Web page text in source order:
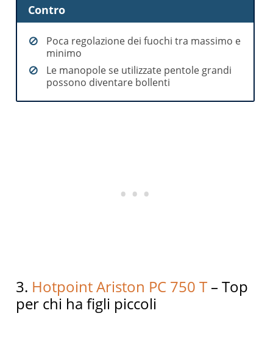
Contro
Poca regolazione dei fuochi tra massimo e
minimo
Le manopole se utilizzate pentole grandi
possono diventare bollenti
3. Hotpoint Ariston PC 750 T – Top
per chi ha figli piccoli